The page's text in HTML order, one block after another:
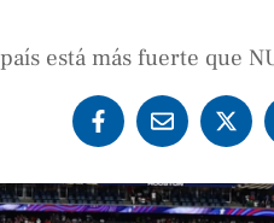
está más fuerte que